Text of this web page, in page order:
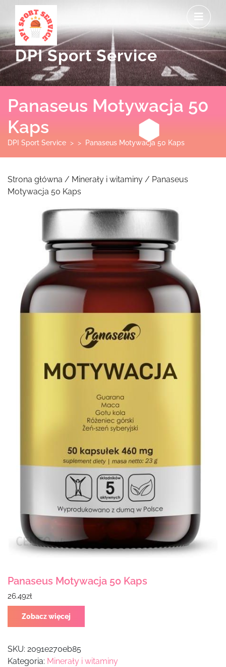
content
DPI Sport Service
Panaseus Motywacja 50
Kaps
DPI Sport Service > > Panaseus Motywacja 50 Kaps
Strona główna / Minerały i witaminy / Panaseus
Motywacja 50 Kaps
Panaseus Motywacja 50 Kaps
26.49zł
Zobacz więcej
SKU: 2091e270eb85
Kategoria: Minerały i witaminy